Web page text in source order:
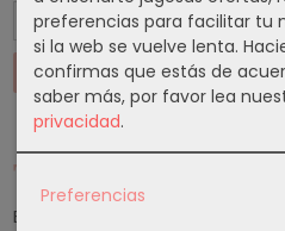
Tu Carrito (0)
El carrito de la compra está
preferencias para facilitar tu
si la web se vuelve lenta.
confirmas que estás de
saber más, por favor lea
privacidad.
Preferencias